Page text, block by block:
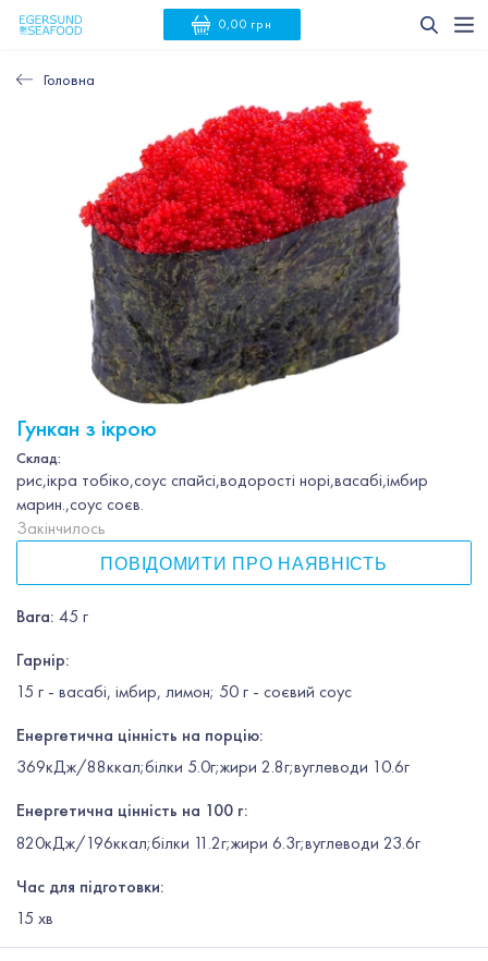
0,00 грн
Головна
Гункан з ікрою
Склад:
рис,ікра тобіко,соус спайсі,водорості норі,васабі,імбир
марин.,соус соєв.
Вага: 45 г
Гарнір:
15 г - васабі, імбир, лимон; 50 г - соєвий соус
Енергетична цінність на порцію:
369кДж/88ккал;білки 5.0г;жири 2.8г;вуглеводи 10.6г
Енергетична цінність на 100 г:
820кДж/196ккал;білки 11.2г;жири 6.3г;вуглеводи 23.6г
Час для підготовки:
15 хв
Закінчилось
ПОВІДОМИТИ ПРО НАЯВНІСТЬ